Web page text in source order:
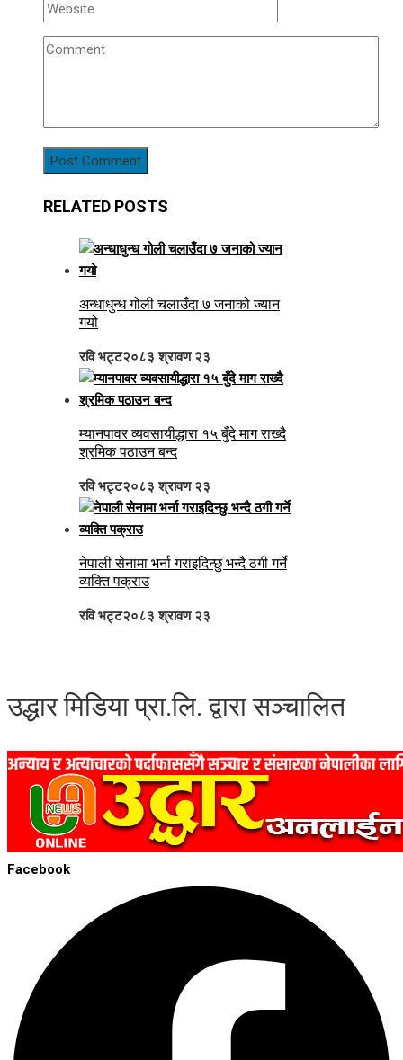
RELATED POSTS
अन्धाधुन्ध गोली चलाउँदा ७ जनाको ज्यान
गयो
रवि भट्ट२०८३ श्रावण २३
म्यानपावर व्यवसायीद्धारा १५ बुँदे माग राख्दै
श्रमिक पठाउन बन्द
रवि भट्ट२०८३ श्रावण २३
नेपाली सेनामा भर्ना गराइदिन्छु भन्दै ठगी गर्ने
व्यक्ति पक्राउ
रवि भट्ट२०८३ श्रावण २३
उद्धार मिडिया प्रा.लि. द्वारा सञ्चालित
Facebook